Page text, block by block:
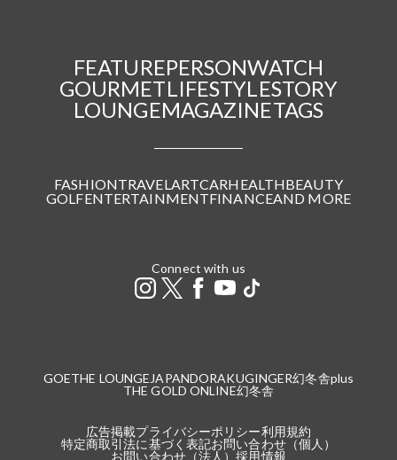
FEATUREPERSONWATCH
GOURMETLIFESTYLESTORY
LOUNGEMAGAZINETAGS
FASHIONTRAVELARTCARHEALTHBEAUTY
GOLFENTERTAINMENTFINANCEAND MORE
Connect with us
GOETHE LOUNGE JAPANDORAKUGINGER幻冬舎plus
THE GOLD ONLINE幻冬舎
広告掲載プライバシーポリシー利用規約
特定商取引法に基づく表記お問い合わせ（個人）
お問い合わせ（法人）採用情報